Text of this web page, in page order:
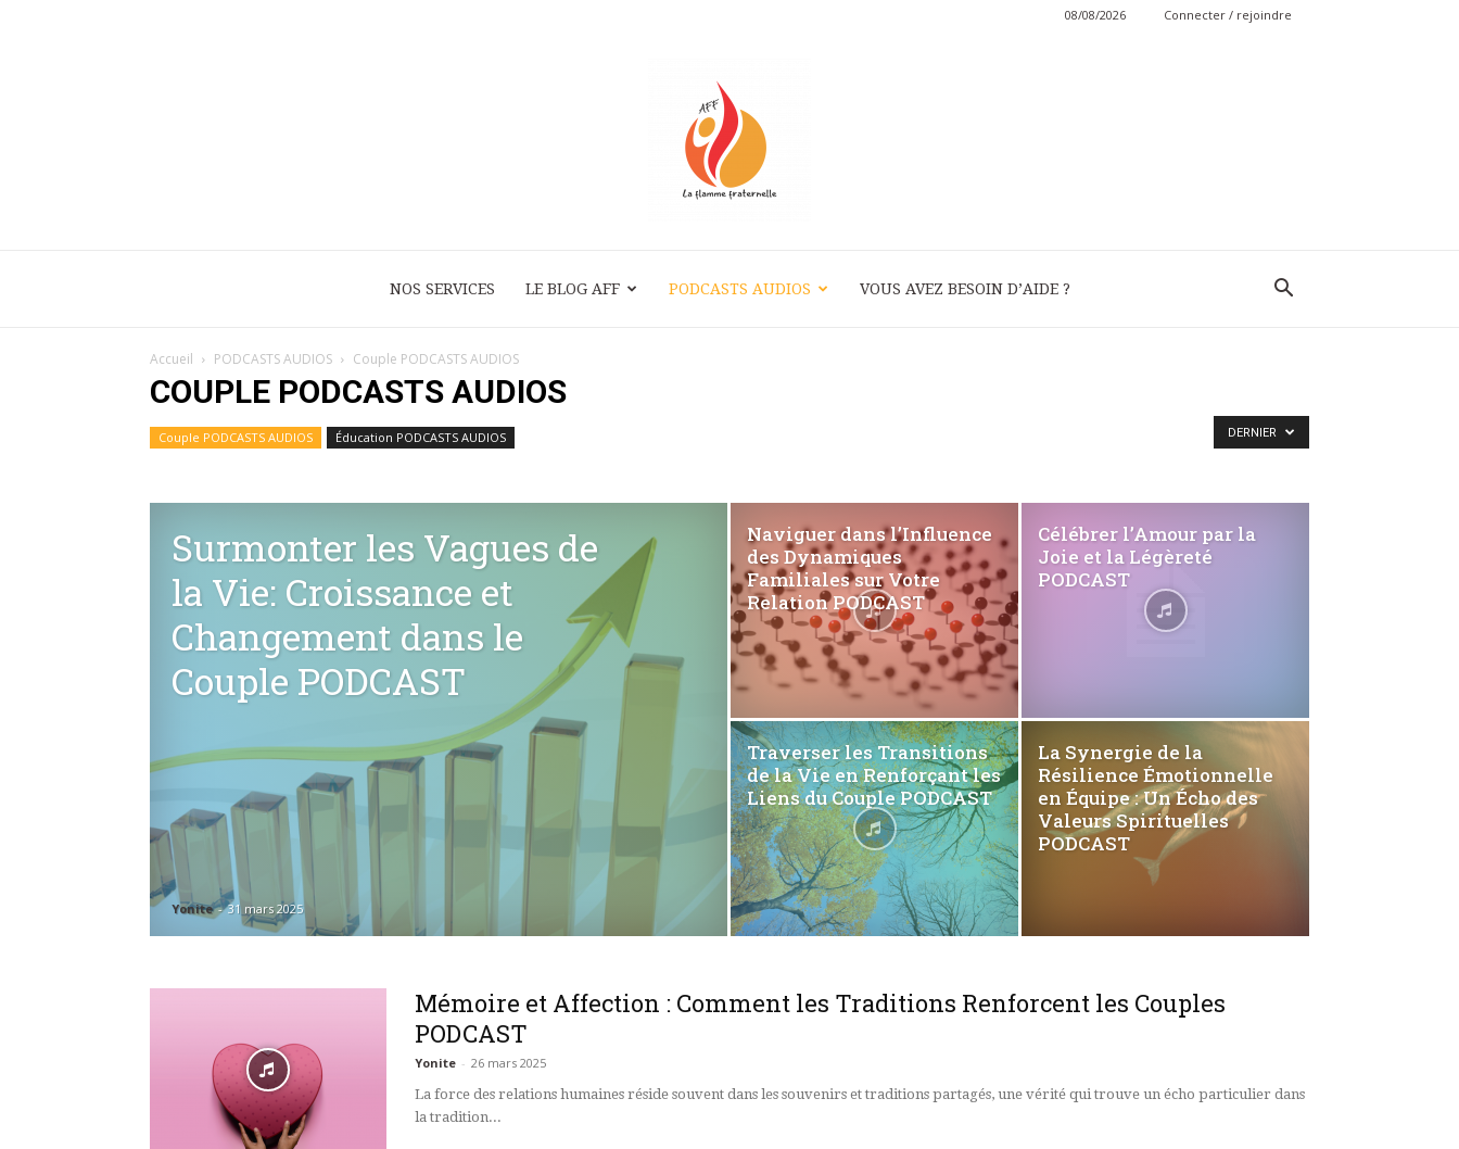
08/08/2026 Connecter / rejoindre
La
Fraternelle
–
AFF
NOS SERVICES LE BLOG AFF PODCASTS AUDIOS VOUS AVEZ BESOIN D’AIDE ?
Accueil PODCASTS AUDIOS Couple PODCASTS AUDIOS
COUPLE PODCASTS AUDIOS
Couple PODCASTS AUDIOS Éducation PODCASTS AUDIOS DERNIER
Surmonter les Vagues de
la Vie: Croissance et
Changement dans le
Couple PODCAST
Yonite - 31 mars 2025
Naviguer dans l’Influence
des Dynamiques
Familiales sur Votre
Relation PODCAST
Célébrer l’Amour par la
Joie et la Légèreté
PODCAST
Traverser les Transitions
de la Vie en Renforçant les
Liens du Couple PODCAST
La Synergie de la
Résilience Émotionnelle
en Équipe : Un Écho des
Valeurs Spirituelles
PODCAST
Mémoire et Affection : Comment les Traditions Renforcent les Couples
PODCAST
Yonite - 26 mars 2025
La force des relations humaines réside souvent dans les souvenirs et traditions partagés, une vérité qui trouve un écho particulier dans
la tradition...